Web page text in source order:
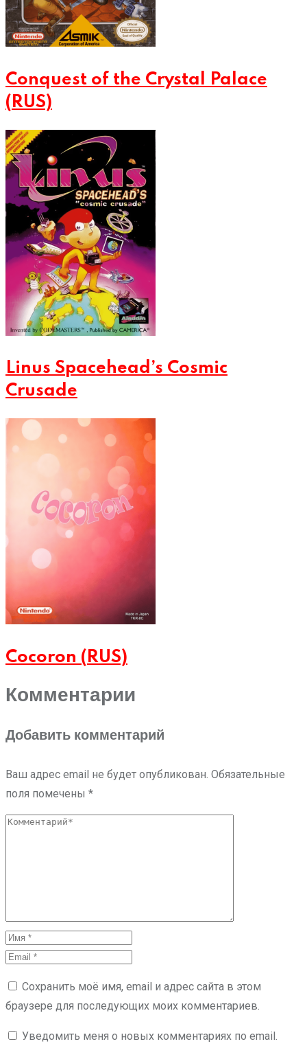
Conquest of the Crystal Palace
(RUS)
Linus Spacehead’s Cosmic
Crusade
Cocoron (RUS)
Комментарии
Добавить комментарий
Ваш адрес email не будет опубликован. Обязательные
поля помечены *
Сохранить моё имя, email и адрес сайта в этом
браузере для последующих моих комментариев.
Уведомить меня о новых комментариях по email.